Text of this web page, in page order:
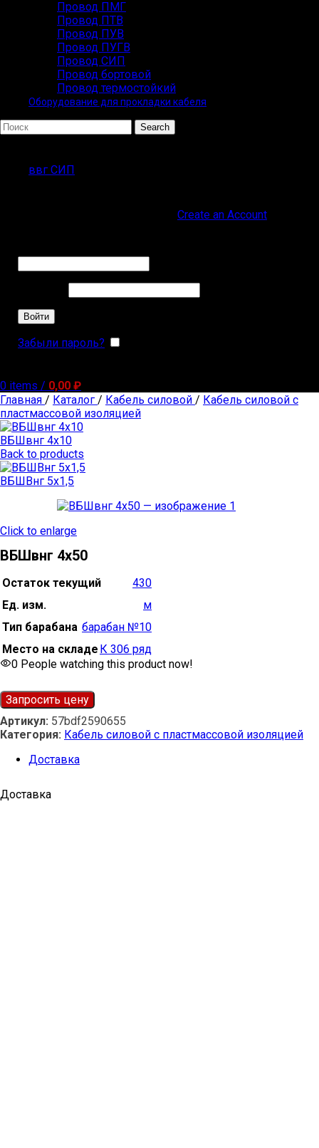
Провод ПМГ
Провод ПТВ
Провод ПУВ
Провод ПУГВ
Провод СИП
Провод бортовой
Провод термостойкий
Оборудование для прокладки кабеля
Search
ввг СИП
Create an Account
Войти
Забыли пароль?
0 items / 0,00 ₽
Главная / Каталог / Кабель силовой / Кабель силовой с
пластмассовой изоляцией
ВБШвнг 4х10
Back to products
ВБШВнг 5х1,5
Click to enlarge
ВБШвнг 4х50
Остаток текущий
430
Ед. изм.
м
Тип барабана барабан №10
Место на складе К 306 ряд
0 People watching this product now!
Запросить цену
Артикул: 57bdf2590655
Категория: Кабель силовой с пластмассовой изоляцией
Доставка
Доставка